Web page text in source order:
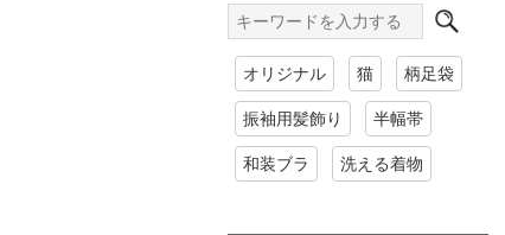
オリジナル 猫 柄足袋
振袖用髪飾り 半幅帯
和装ブラ 洗える着物